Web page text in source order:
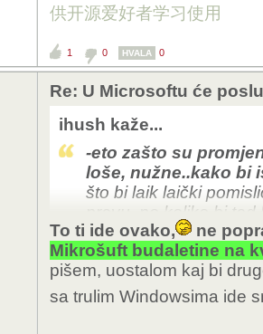
供开源爱好者学习使用
1 0 HVALA 0
Re: U Microsoftu će
ihush kaže...
-eto zašto su
loše, nužne..kako bi
što bi laik laički
pravu, no koliko bi
jedan.
To ti ide ovako,
ne
Mikrošuft budaletine na
pišem, uostalom kaj bi
sa trulim Windowsima ide